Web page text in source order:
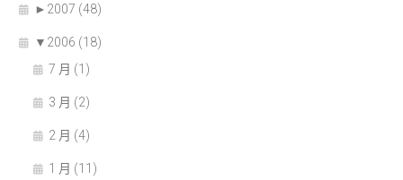
► 2007 (48)
▼ 2006 (18)
7 月 (1)
3 月 (2)
2 月 (4)
1 月 (11)